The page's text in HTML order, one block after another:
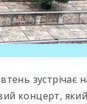
зустрічає
концерт,